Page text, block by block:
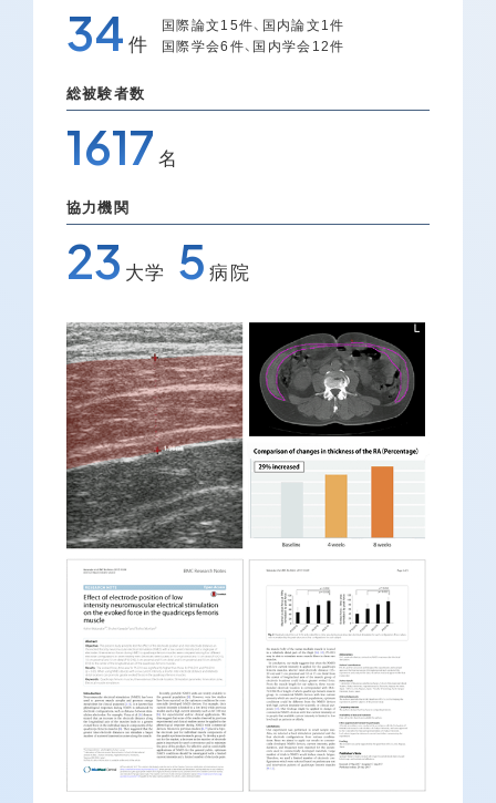
34 件
国際論文15件、国内論文1件
国際学会6件、国内学会12件
総被験者数
1617 名
協力機関
23 大学 5 病院